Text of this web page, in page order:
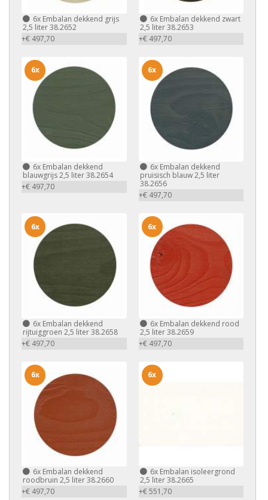
6x Embalan dekkend grijs
2,5 liter 38.2652
+€ 497,70
6xEmbalan dekkend zwart
2,5 liter 38.2653
+€ 497,70
6x Embalan dekkend
blauwgrijs 2,5 liter 38.2654
+€ 497,70
6x
6xEmbalan dekkend
pruisisch blauw 2,5 liter
38.2656
+€ 497,70
6x
6x Embalan dekkend
rijtuiggroen 2,5 liter 38.2658
+€ 497,70
6x
6xEmbalan dekkend rood
2,5 liter 38.2659
+€ 497,70
6x
6x Embalan dekkend
roodbruin 2,5 liter 38.2660
+€ 497,70
6x
6xEmbalan isoleergrond
2,5 liter 38.2665
+€ 551,70
6x